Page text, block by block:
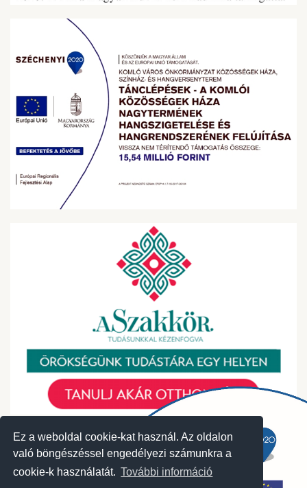
Ez a weboldal cookie-kat használ. Az oldalon
való böngészéssel engedélyezi számunkra a
cookie-k használatát. További információ